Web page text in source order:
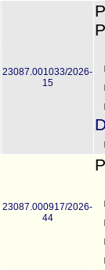
23087.001033/2026-
15
23087.000917/2026-
44